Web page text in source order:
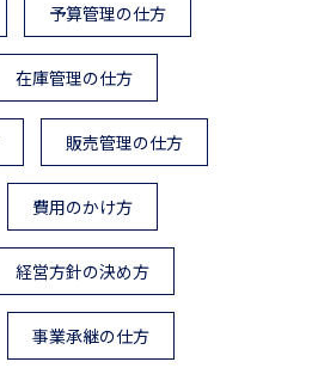
予算管理の仕方
在庫管理の仕方
販売管理の仕方
費用のかけ方
経営方針の決め方
事業承継の仕方